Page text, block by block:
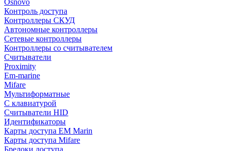
Osnovo
Контроль доступа
Контроллеры СКУД
Автономные контроллеры
Сетевые контроллеры
Контроллеры со считывателем
Считыватели
Proximity
Em-marine
Mifare
Мультиформатные
С клавиатурой
Считыватели HID
Идентификаторы
Карты доступа EM Marin
Карты доступа Mifare
Брелоки доступа